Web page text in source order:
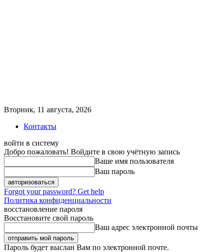
Вторник, 11 августа, 2026
Контакты
войти в систему
Добро пожаловать! Войдите в свою учётную запись
Ваше имя пользователя
Ваш пароль
Forgot your password? Get help
Политика конфиденциальности
восстановление пароля
Восстановите свой пароль
Ваш адрес электронной почты
Пароль будет выслан Вам по электронной почте.